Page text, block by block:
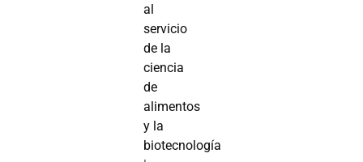
al
servicio
de la
ciencia
de
alimentos
y la
biotecnología